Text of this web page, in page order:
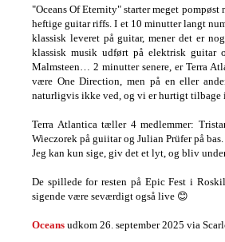
"Oceans Of Eternity" starter meget pompøst
heftige guitar riffs. I et 10 minutter langt
klassisk leveret på guitar, mener det er
klassisk musik udført på elektrisk guitar
Malmsteen… 2 minutter senere, er Terra
være One Direction, men på en eller
naturligvis ikke ved, og vi er hurtigt tilbage
Terra Atlantica tæller 4 medlemmer:
Wieczorek på guiitar og Julian Prüfer på bas.
Jeg kan kun sige, giv det et lyt, og bliv
De spillede for resten på Epic Fest i
sigende være seværdigt også live 😊
Oceans udkom 26. september 2025 via